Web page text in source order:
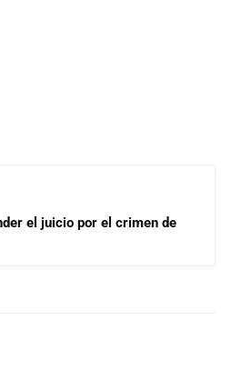
el juicio por el crimen de